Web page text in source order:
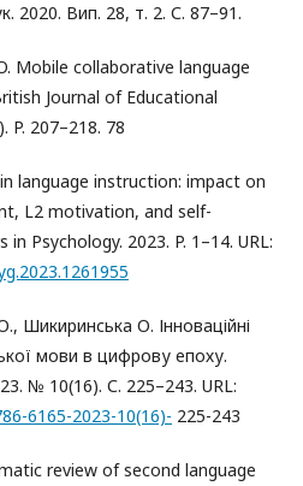
2020. Вип. 28, т. 2. С. 87–91.
Mobile collaborative language
Journal of Educational
P. 207–218. 78
language instruction: impact on
L2 motivation, and self-
Psychology. 2023. P. 1–14. URL:
Шикиринська О. Інноваційні
мови в цифрову епоху.
№ 10(16). С. 225–243. URL:
6165-2023-10(16)- 225-243
review of second language